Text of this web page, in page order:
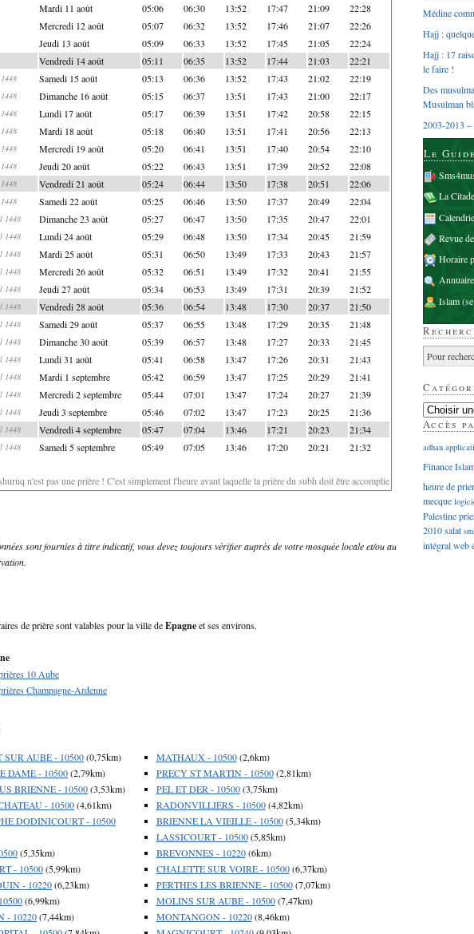
Mardi 11 août 05:06 06:30 13:52 17:47 21:09 22:28
Mercredi 12 août 05:07 06:32 13:52 17:46 21:07 22:26
Jeudi 13 août 05:09 06:33 13:52 17:45 21:05 22:24
Vendredi 14 août 05:11 06:35 13:52 17:44 21:03 22:21
Samedi 15 août 05:13 06:36 13:52 17:43 21:02 22:19
Dimanche 16 août 05:15 06:37 13:51 17:43 21:00 22:17
Lundi 17 août 05:17 06:39 13:51 17:42 20:58 22:15
Mardi 18 août 05:18 06:40 13:51 17:41 20:56 22:13
Mercredi 19 août 05:20 06:41 13:51 17:40 20:54 22:10
Jeudi 20 août 05:22 06:43 13:51 17:39 20:52 22:08
Vendredi 21 août 05:24 06:44 13:50 17:38 20:51 22:06
Samedi 22 août 05:25 06:46 13:50 17:37 20:49 22:04
1448 Dimanche 23 août 05:27 06:47 13:50 17:35 20:47 22:01
1448 Lundi 24 août 05:29 06:48 13:50 17:34 20:45 21:59
1448 Mardi 25 août 05:31 06:50 13:49 17:33 20:43 21:57
1448 Mercredi 26 août 05:32 06:51 13:49 17:32 20:41 21:55
1448 Jeudi 27 août 05:34 06:53 13:49 17:31 20:39 21:52
1448 Vendredi 28 août 05:36 06:54 13:48 17:30 20:37 21:50
1448 Samedi 29 août 05:37 06:55 13:48 17:29 20:35 21:48
1448 Dimanche 30 août 05:39 06:57 13:48 17:27 20:33 21:45
1448 Lundi 31 août 05:41 06:58 13:47 17:26 20:31 21:43
1448 Mardi 1 septembre 05:42 06:59 13:47 17:25 20:29 21:41
1448 Mercredi 2 septembre 05:44 07:01 13:47 17:24 20:27 21:39
1448 Jeudi 3 septembre 05:46 07:02 13:47 17:23 20:25 21:36
1448 Vendredi 4 septembre 05:47 07:04 13:46 17:21 20:23 21:34
1448 Samedi 5 septembre 05:49 07:05 13:46 17:20 20:21 21:32
n'est pas une prière ! C'est simplement l'heure avant laquelle la prière du subh doit être accomplie
sont fournies à titre indicatif, vous devez toujours vérifier auprès de votre mosquée locale et/ou au
de prière sont valables pour la ville deEpagneet ses environs.
10 Aube
Champagne-Ardenne
AUBE - 10500(0,75km)
DAME - 10500(2,79km)
BRIENNE - 10500(3,53km)
- 10500(4,61km)
DODINICOURT - 10500
(5,35km)
- 10500(5,99km)
- 10220(6,23km)
(6,99km)
- 10220(7,44km)
MATHAUX - 10500(2,6km)
PRECY ST MARTIN - 10500(2,81km)
PEL ET DER - 10500(3,75km)
RADONVILLIERS - 10500(4,82km)
BRIENNE LA VIEILLE - 10500(5,34km)
LASSICOURT - 10500(5,85km)
BREVONNES - 10220(6km)
CHALETTE SUR VOIRE - 10500(6,37km)
PERTHES LES BRIENNE - 10500(7,07km)
MOLINS SUR AUBE - 10500(7,47km)
MONTANGON - 10220(8,46km)
Médine
Hajj :
Hajj : 17
le faire !
Des
Musulman
2003-2013 –
Le
La
Revue
Horaire
Islam
Accès
adhan
Finance
heure de
mecque
Palestine
2010salat
intégralweb